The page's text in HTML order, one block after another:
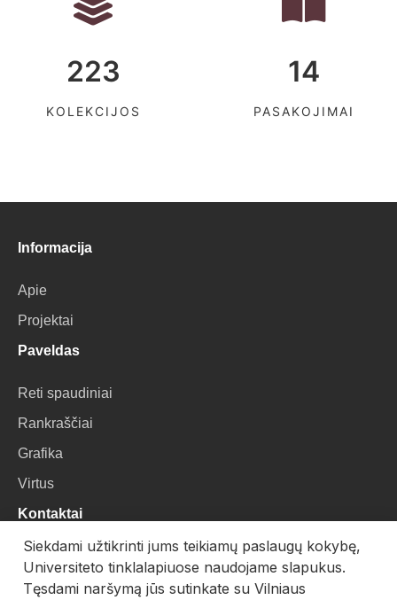
223
KOLEKCIJOS
14
PASAKOJIMAI
Informacija
Apie
Projektai
Paveldas
Reti spaudiniai
Rankraščiai
Grafika
Virtus
Kontaktai
VU Biblioteka
Universiteto g. 3, LT-01122, Vilnius
Siekdami užtikrinti jums teikiamų paslaugų kokybę,
Universiteto tinklalapiuose naudojame slapukus.
Tęsdami naršymą jūs sutinkate su Vilniaus